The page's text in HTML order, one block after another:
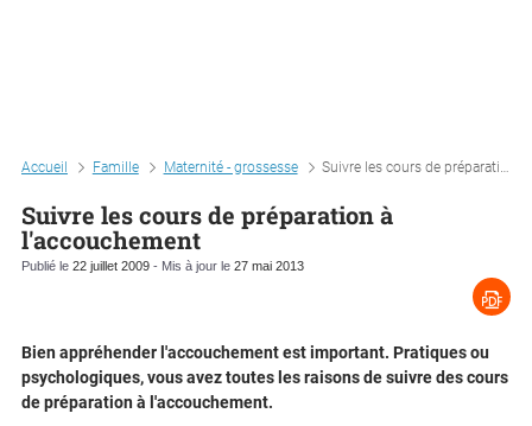
Accueil Famille Maternité - grossesse Suivre les cours de préparation à l'accouchement
Suivre les cours de préparation à
l'accouchement
Publié le 22 juillet 2009 - Mis à jour le 27 mai 2013
Bien appréhender l'accouchement est important. Pratiques ou
psychologiques, vous avez toutes les raisons de suivre des cours
de préparation à l'accouchement.